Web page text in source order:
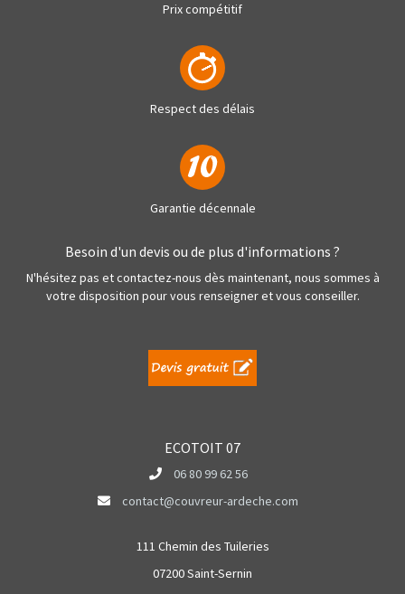
Prix compétitif
Respect des délais
Garantie décennale
Besoin d'un devis ou de plus d'informations ?
N'hésitez pas et contactez-nous dès maintenant, nous sommes à
votre disposition pour vous renseigner et vous conseiller.
ECOTOIT 07
06 80 99 62 56
contact@couvreur-ardeche.com
111 Chemin des Tuileries
07200 Saint-Sernin